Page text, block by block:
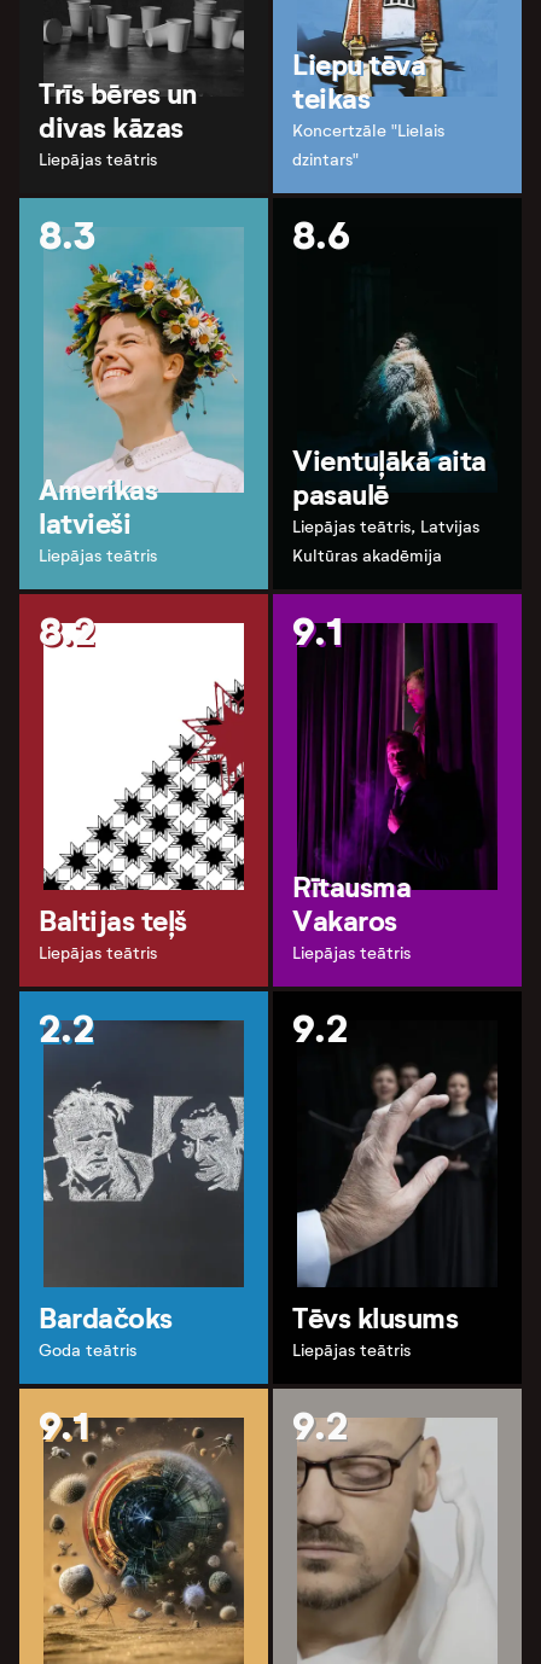
Trīs bēres un
divas kāzas
Liepājas teātris
Liepu tēva
teikas
Koncertzāle "Lielais
dzintars"
8.3
Amerikas
latvieši
Liepājas teātris
8.6
Vientuļākā aita
pasaulē
Liepājas teātris, Latvijas
Kultūras akadēmija
8.2
Baltijas teļš
Liepājas teātris
9.1
Rītausma
Vakaros
Liepājas teātris
2.2
Bardačoks
Goda teātris
9.2
Tēvs klusums
Liepājas teātris
9.1 9.2